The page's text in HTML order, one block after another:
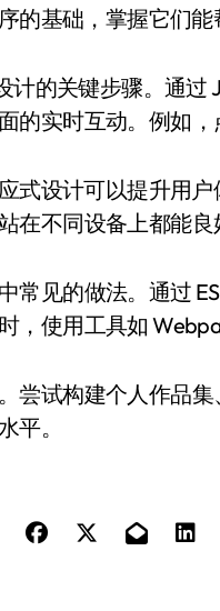
的基础，掌握它们能
计的关键步骤。通过
的实时互动。例如
式设计可以提升用
在不同设备上都能良
常见的做法。通过
，使用工具如
尝试构建个人作品
平。